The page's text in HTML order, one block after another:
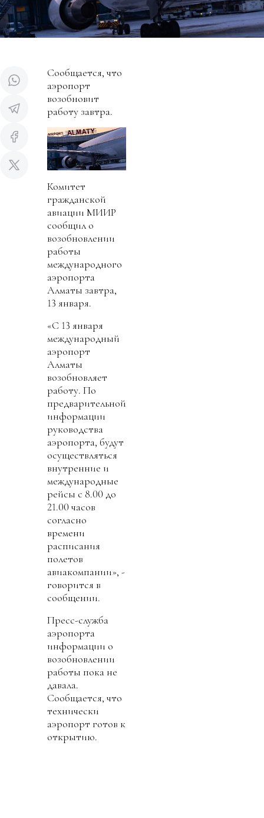
Сообщается, что
аэропорт
возобновит
работу завтра.
Комитет
гражданской
авиации МИИР
сообщил о
возобновлении
работы
международного
аэропорта
Алматы завтра,
13 января.
«С 13 января
международный
аэропорт
Алматы
возобновляет
работу. По
предварительной
информации
руководства
аэропорта, будут
осуществляться
внутренние и
международные
рейсы с 8.00 до
21.00 часов
согласно
времени
расписания
полетов
авиакомпании», -
говорится в
сообщении.
Пресс-служба
аэропорта
информации о
возобновлении
работы пока не
давала.
Сообщается, что
технически
аэропорт готов к
открытию.